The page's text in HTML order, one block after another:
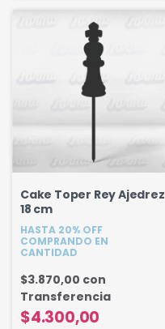
Cake Toper Rey Ajedrez
18 cm
HASTA 20% OFF
COMPRANDO EN
CANTIDAD
$4.300,00
$3.870,00 con
Transferencia